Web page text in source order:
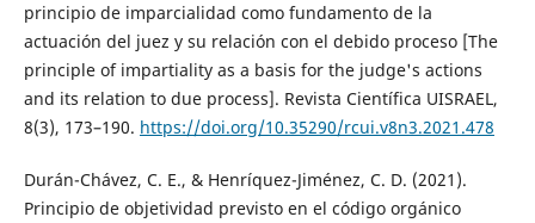
principio de imparcialidad como fundamento de la
actuación del juez y su relación con el debido proceso [The
principle of impartiality as a basis for the judge's actions
and its relation to due process]. Revista Científica UISRAEL,
8(3), 173–190. https://doi.org/10.35290/rcui.v8n3.2021.478
Durán-Chávez, C. E., & Henríquez-Jiménez, C. D. (2021).
Principio de objetividad previsto en el código orgánico